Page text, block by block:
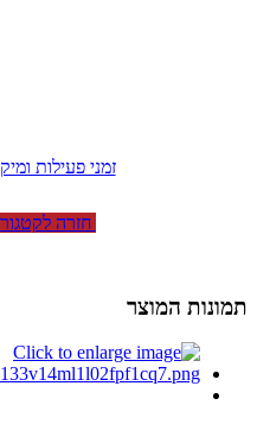
זמני פעילות
חזרה
תמונות המוצר